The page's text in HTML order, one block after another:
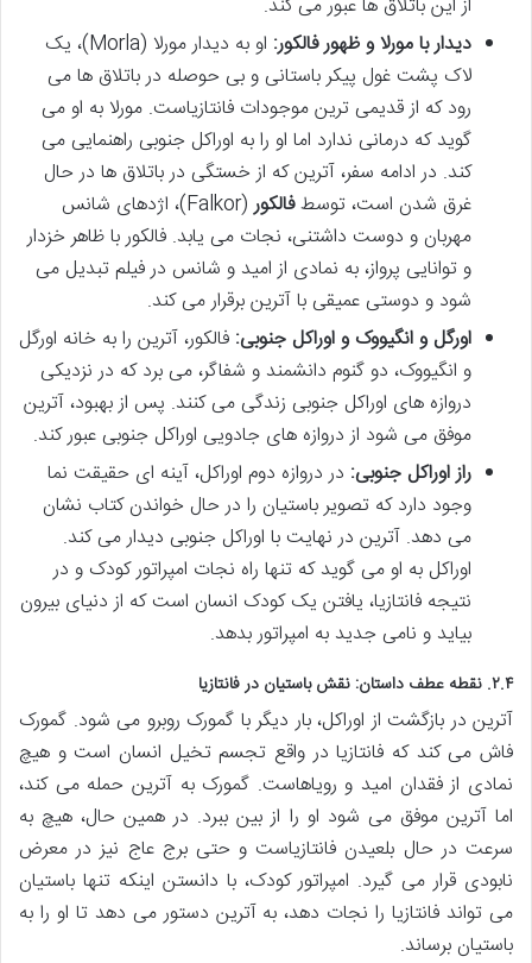
از این باتلاق ها عبور می کند.
دیدار با مورلا و ظهور فالکور:
او به دیدار مورلا (Morla)، یک
لاک پشت غول پیکر باستانی و بی حوصله در باتلاق ها می
رود که از قدیمی ترین موجودات فانتازیاست. مورلا به او می
گوید که درمانی ندارد اما او را به اوراکل جنوبی راهنمایی می
کند. در ادامه سفر، آترین که از خستگی در باتلاق ها در حال
غرق شدن است، توسطفالکور
(Falkor)، اژدهای شانس
مهربان و دوست داشتنی، نجات می یابد. فالکور با ظاهر خزدار
و توانایی پرواز، به نمادی از امید و شانس در فیلم تبدیل می
شود و دوستی عمیقی با آترین برقرار می کند.
اورگل و انگیووک و اوراکل جنوبی: فالکور، آترین را به خانه اورگل
و انگیووک، دو گنوم دانشمند و شفاگر، می برد که در نزدیکی
دروازه های اوراکل جنوبی زندگی می کنند. پس از بهبود، آترین
موفق می شود از دروازه های جادویی اوراکل جنوبی عبور کند.
راز اوراکل جنوبی: در دروازه دوم اوراکل، آینه ای حقیقت نما
وجود دارد که تصویر باستیان را در حال خواندن کتاب نشان
می دهد. آترین در نهایت با اوراکل جنوبی دیدار می کند.
اوراکل به او می گوید که تنها راه نجات امپراتور کودک و در
نتیجه فانتازیا، یافتن یک کودک انسان است که از دنیای بیرون
بیاید و نامی جدید به امپراتور بدهد.
۲.۴. نقطه عطف داستان: نقش باستیان در فانتازیا
آترین در بازگشت از اوراکل، بار دیگر با گمورک روبرو می شود. گمورک
فاش می کند که فانتازیا در واقع تجسم تخیل انسان است و هیچ
نمادی از فقدان امید و رویاهاست. گمورک به آترین حمله می کند،
اما آترین موفق می شود او را از بین ببرد. در همین حال، هیچ به
سرعت در حال بلعیدن فانتازیاست و حتی برج عاج نیز در معرض
نابودی قرار می گیرد. امپراتور کودک، با دانستن اینکه تنها باستیان
می تواند فانتازیا را نجات دهد، به آترین دستور می دهد تا او را به
باستیان برساند.